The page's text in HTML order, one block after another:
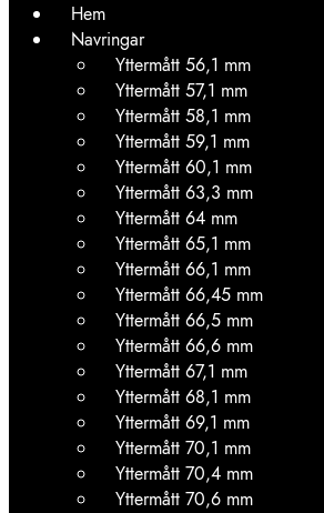
Hem
Navringar
Yttermått 56,1 mm
Yttermått 57,1 mm
Yttermått 58,1 mm
Yttermått 59,1 mm
Yttermått 60,1 mm
Yttermått 63,3 mm
Yttermått 64 mm
Yttermått 65,1 mm
Yttermått 66,1 mm
Yttermått 66,45 mm
Yttermått 66,5 mm
Yttermått 66,6 mm
Yttermått 67,1 mm
Yttermått 68,1 mm
Yttermått 69,1 mm
Yttermått 70,1 mm
Yttermått 70,4 mm
Yttermått 70,6 mm